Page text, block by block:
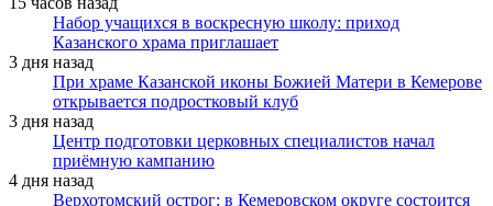
Набор учащихся в воскресную школу: приход
Казанского храма приглашает
3 дня назад
При храме Казанской иконы Божией Матери в Кемерове
открывается подростковый клуб
3 дня назад
Центр подготовки церковных специалистов начал
приёмную кампанию
4 дня назад
Верхотомский острог: в Кемеровском округе состоится